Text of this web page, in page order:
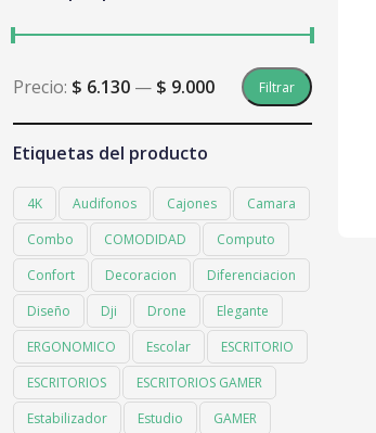
Filtrar
Precio: $ 6.130 — $ 9.000
Etiquetas del producto
4K Audifonos Cajones
Camara
Combo
COMODIDAD
Computo
Confort
Decoracion
Diferenciacion
Diseño
Dji Drone
Elegante
ERGONOMICO
Escolar
ESCRITORIO
ESCRITORIOS
ESCRITORIOS GAMER
Estabilizador
Estudio
GAMER